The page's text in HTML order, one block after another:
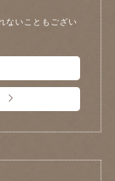
ないこともござい